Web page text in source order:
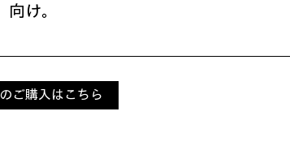
向け。
ご購入はこちら